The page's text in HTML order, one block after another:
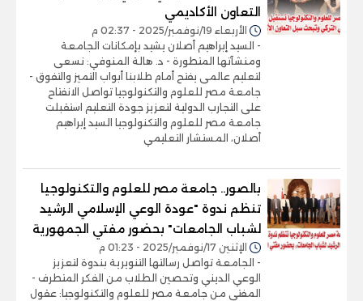
التعاون الأكاديمي
الأربعاء 19/نوفمبر/2025 - 02:37 م
- السيد إبراهيم أصلان يشيد بإمكانات الجامعة
ومنشآتها المتطورة - د. هالة المنوفي: نسعى
لتعليم عالمى يفتح أمام طلابنا أبواب التميز والتفوق -
جامعة مصر للعلوم والتكنولوجيا تواصل الانفتاح
على التجارب الدولية لتعزيز جودة التعليم استقبلت
جامعة مصر للعلوم والتكنولوجيا السيد إبراهيم
أصلان، المستشار التعليمي
بالصور.. جامعة مصر للعلوم والتكنولوجيا
تنظم ندوة "عودة الوعي الإسلامي الرشيد
لشباب الجامعات" بحضور مفتي الجمهورية
الإثنين 17/نوفمبر/2025 - 01:23 م
- الجامعة تواصل رسالتها التنويرية بندوة لتعزيز
الوعي الديني وتحصين الطلاب من الفكر المتطرف -
المفتي من جامعة مصر للعلوم والتكنولوجيا: عقول